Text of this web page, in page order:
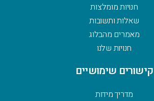
חנויות מומלצות
שאלות ותשובות
מאמרים מהבלוג
חנויות שלנו
קישורים שימושיים
מדריך מידות